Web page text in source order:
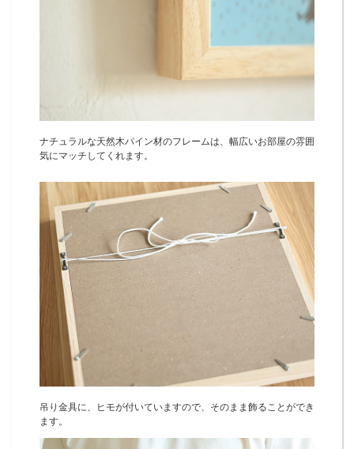
ナチュラルな天然木パイン材のフレームは、幅広いお部屋の雰囲
気にマッチしてくれます。
吊り金具に、ヒモが付いていますので、そのまま飾ることができ
ます。